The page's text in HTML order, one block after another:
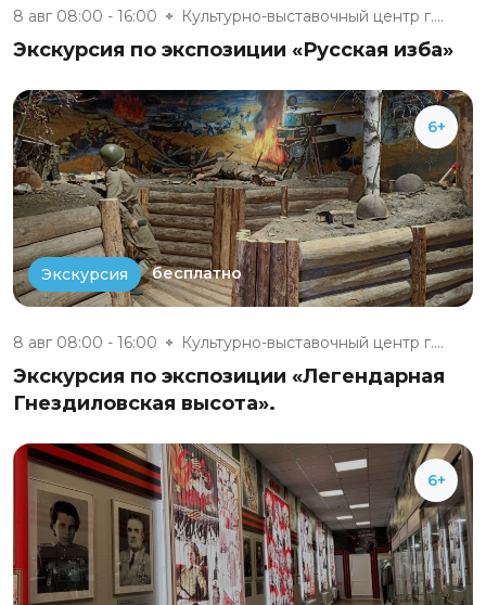
8 авг 08:00 - 16:00 Культурно-выставочный центр г....
Экскурсия по экспозиции «Русская изба»
6+
Экскурсия бесплатно
8 авг 08:00 - 16:00 Культурно-выставочный центр г....
Экскурсия по экспозиции «Легендарная
Гнездиловская высота».
6+